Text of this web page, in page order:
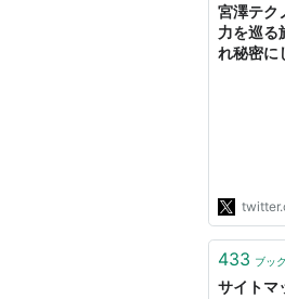
宮澤テク
力を巡る
れ秘密に
にめちゃ
WIRED
https://
433 ブッ
サイトマ